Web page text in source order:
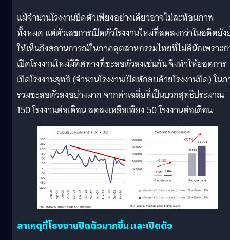
แม้จำนวนโรงงานปิดตัวเพียงอย่างเดียวอาจไม่สะท้อนภาพ
ทั้งหมด แต่ตัวเลขการเปิดตัวโรงงานใหม่ที่ลดลงกว่าในอดีตยัง
ให้เห็นถึงสถานการณ์ในภาคอุตสาหกรรมไทยที่ไม่ดีนักเพราะก
เปิดโรงงานใหม่มีทิศทางที่ชะลอตัวลงเช่นกัน จึงทำให้ยอดการ
เปิดโรงงานสุทธิ (จำนวนโรงงานเปิดหักลบด้วยโรงงานปิด) ใน
รวมชะลอตัวลงอย่างมาก จากค่าเฉลี่ยที่เป็นบวกสุทธิประมาณ
150 โรงงานต่อเดือน ลดลงเหลือเพียง 50 โรงงานต่อเดือน
สาเหตุที่โรงงานปิดตัวมากขึ้น และเปิดตัว